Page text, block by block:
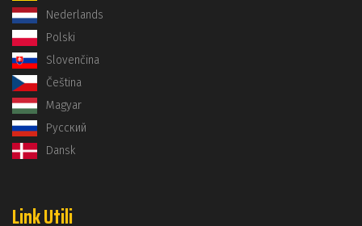
Nederlands
Polski
Slovenčina
Čeština
Magyar
Русский
Dansk
Link Utili